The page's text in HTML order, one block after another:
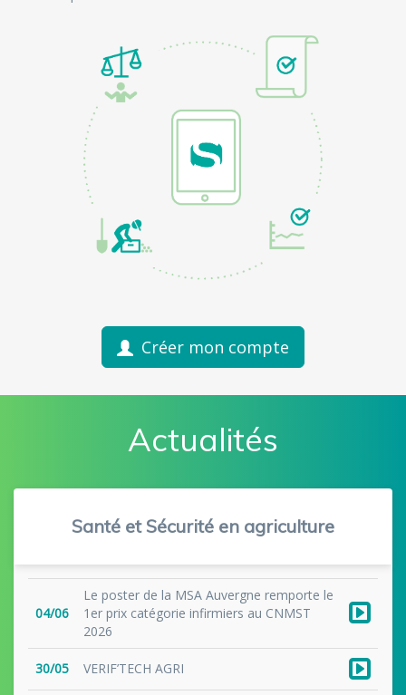
Créer mon compte
Actualités
Santé et Sécurité en agriculture
04/06
Le poster de la MSA Auvergne remporte le
1er prix catégorie infirmiers au CNMST
2026
30/05 VERIF’TECH AGRI